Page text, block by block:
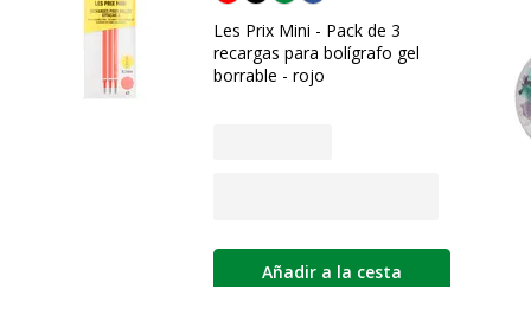
Les Prix Mini - Pack de 3
recargas para bolígrafo gel
borrable - rojo
Añadir a la cesta